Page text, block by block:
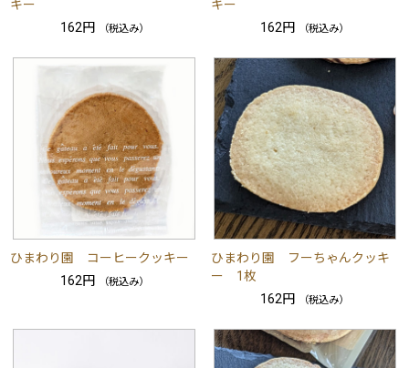
キー
162円
（税込み）
キー
162円
（税込み）
ひまわり園 コーヒークッキー
162円
（税込み）
ひまわり園 フーちゃんクッキ
ー 1枚
162円
（税込み）